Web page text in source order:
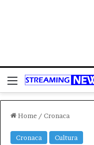
Menu
Home / Cronaca
Cronaca Cultura